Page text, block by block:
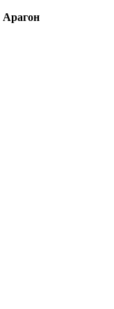
Арагон